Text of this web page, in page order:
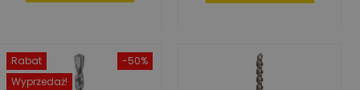
-50%
Rabat
Wyprzedaż!